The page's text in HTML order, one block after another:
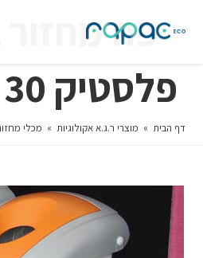
פח מחזור
פלסטיק 30 ®Nexus
דף הבית » מוצרי ר.ג.א אקולוגיות » מכלי